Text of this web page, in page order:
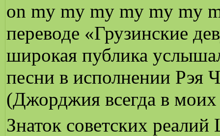
on my my my my my my
переводе «Грузинские
широкая публика
песни в исполнении Рэя
(Джорджия всегда в
Знаток советских